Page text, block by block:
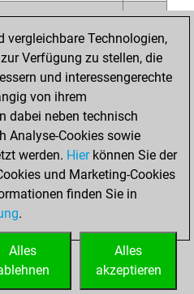
0
0
0
0
0
vergleichbare Technologien,
Verfügung zu stellen, die
und interessengerechte
von ihrem
dabei neben technisch
Analyse-Cookies sowie
werden. Hierkönnen Sie der
und Marketing-Cookies
finden Sie in
.
Alles
akzeptieren
Alles